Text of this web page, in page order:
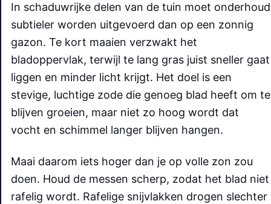
In schaduwrijke delen van de tuin moet onderhoud
subtieler worden uitgevoerd dan op een zonnig
gazon. Te kort maaien verzwakt het
bladoppervlak, terwijl te lang gras juist sneller gaat
liggen en minder licht krijgt. Het doel is een
stevige, luchtige zode die genoeg blad heeft om te
blijven groeien, maar niet zo hoog wordt dat
vocht en schimmel langer blijven hangen.
Maai daarom iets hoger dan je op volle zon zou
doen. Houd de messen scherp, zodat het blad niet
rafelig wordt. Rafelige snijvlakken drogen slechter